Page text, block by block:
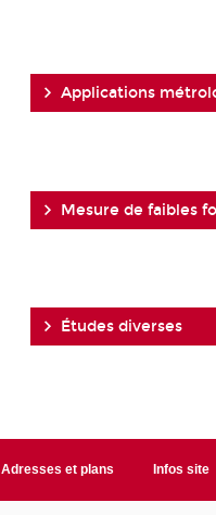
Applications
Mesure de faibles
Études diverses
Adresses et plans Infos site